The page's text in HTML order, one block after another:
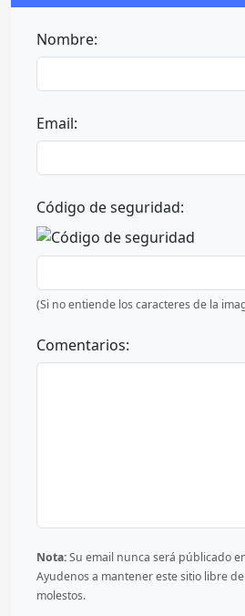
Nombre:
Email:
Código de seguridad:
(Si no entiende los caracteres de la
Comentarios:
Nota:Su email nunca será públicado
Ayudenos a mantener este sitio libre
molestos.